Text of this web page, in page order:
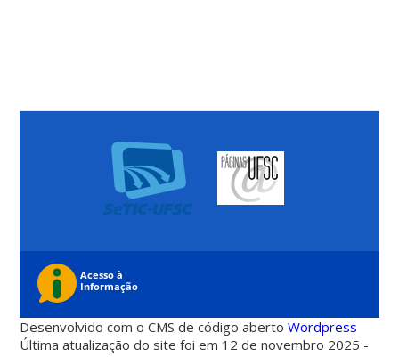
Desenvolvido com o CMS de código abertoWordpress
Última atualização do site foi em 12 de novembro 2025 -